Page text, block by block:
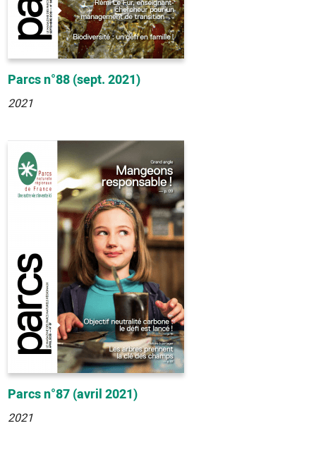
Parcs n°88 (sept. 2021)
2021
Parcs n°87 (avril 2021)
2021